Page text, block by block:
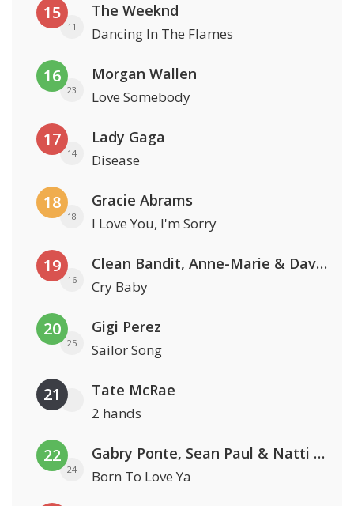
15
11
The Weeknd
Dancing In The Flames
16
23
Morgan Wallen
Love Somebody
17
14
Lady Gaga
Disease
18
18
Gracie Abrams
I Love You, I'm Sorry
19
16
Clean Bandit, Anne-Marie & David Guetta
Cry Baby
20
25
Gigi Perez
Sailor Song
21 Tate McRae
2 hands
22
24
Gabry Ponte, Sean Paul & Natti Natasha
Born To Love Ya